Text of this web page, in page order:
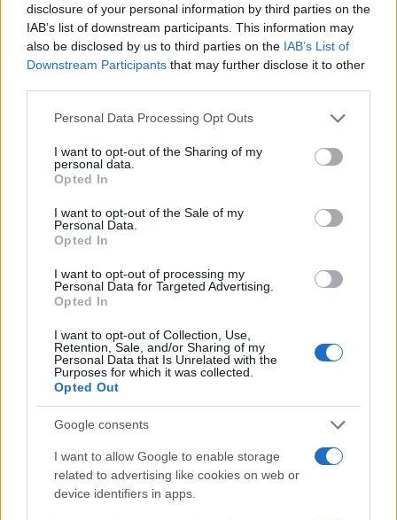
disclosure of your personal information by third parties on the
IAB’s list of downstream participants. This information may
also be disclosed by us to third parties on the IAB’s List of
Downstream Participants that may further disclose it to other
Please note that this website/app uses one or more Google
not limited to your visit or usage behaviour. You may click to
grant or deny consent to Google and its third-party tags to
use your data for below specified purposes in below Google
consent section.
Personal Data Processing Opt Outs
I want to opt-out of the Sharing of my
personal data.
Opted In
I want to opt-out of the Sale of my
Personal Data.
Opted In
I want to opt-out of processing my
Personal Data for Targeted Advertising.
Opted In
I want to opt-out of Collection, Use,
Retention, Sale, and/or Sharing of my
Personal Data that Is Unrelated with the
Purposes for which it was collected.
Opted Out
Google consents
I want to allow Google to enable storage
related to advertising like cookies on web or
device identifiers in apps.
il palato che l’anima.